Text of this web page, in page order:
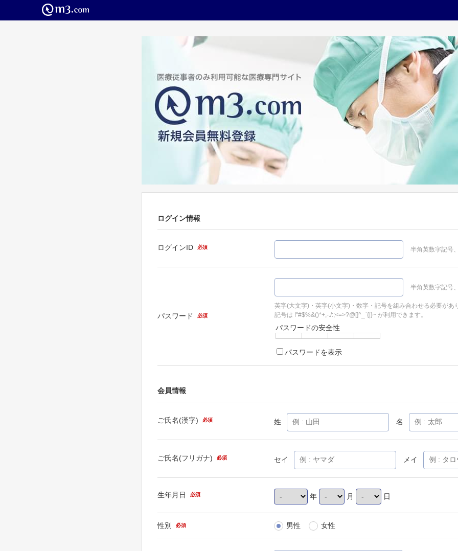
ログイン情報
ログインID 必須 半角英数字記号
パスワード 必須
半角英数字記号
英字(大文字)・英字(小文字)・数字・記号を組み合わせる必要があ
記号は !"#$%&()*+,-./:;<=>?@[]^_`{|}~ が利用できます。
パスワードの安全性
パスワードを表示
会員情報
ご氏名(漢字) 必須 姓 名
ご氏名(フリガナ) 必須 セイ メイ
生年月日 必須 年 月 日
性別 必須 男性 女性